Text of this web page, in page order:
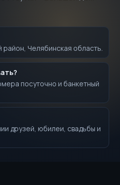
Челябинская область.
посуточно и банкетный
друзей, юбилеи, свадьбы и